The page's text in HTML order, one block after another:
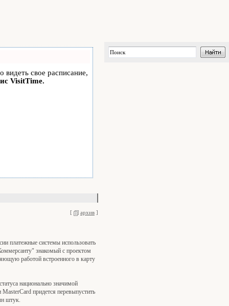
видеть свое расписание,
VisitTime.
[ архив ]
платежные системы использовать
знакомый с проектом
работой встроенного в карту
национально значимой
придется перевыпустить
штук.